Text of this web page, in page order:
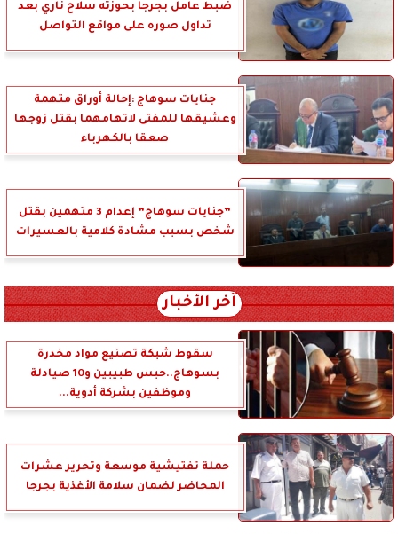
ضبط عامل بجرجا بحوزته سلاح ناري بعد
تداول صوره على مواقع التواصل
جنايات سوهاج :إحالة أوراق متهمة
وعشيقها للمفتى لاتهامهما بقتل زوجها
صعقا بالكهرباء
”جنايات سوهاج” إعدام 3 متهمين بقتل
شخص بسبب مشادة كلامية بالعسيرات
آخر الأخبار
سقوط شبكة تصنيع مواد مخدرة
بسوهاج..حبس طبيبين و10 صيادلة
وموظفين بشركة أدوية...
حملة تفتيشية موسعة وتحرير عشرات
المحاضر لضمان سلامة الأغذية بجرجا